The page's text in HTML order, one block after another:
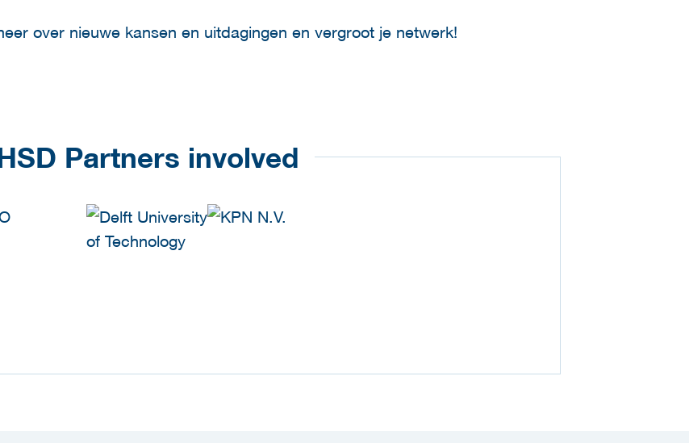
over nieuwe kansen en uitdagingen en vergroot je netwerk!
Partners involved